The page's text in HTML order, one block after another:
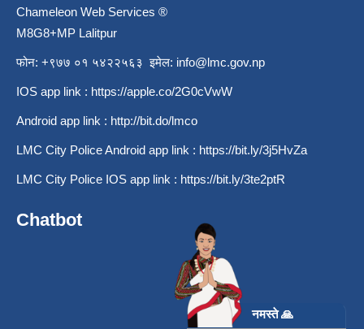
M8G8+MP Lalitpur
फोन: +९७७ ०१ ५४२२५६३ इमेल: info@lmc.gov.np
IOS app link : https://apple.co/2G0cVwW
Android app link : http://bit.do/lmco
LMC City Police Android app link : https://bit.ly/3j5HvZa
LMC City Police IOS app link : https://bit.ly/3te2ptR
Chatbot
नमस्ते 🙏